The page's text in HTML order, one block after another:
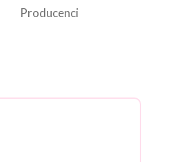
Producenci